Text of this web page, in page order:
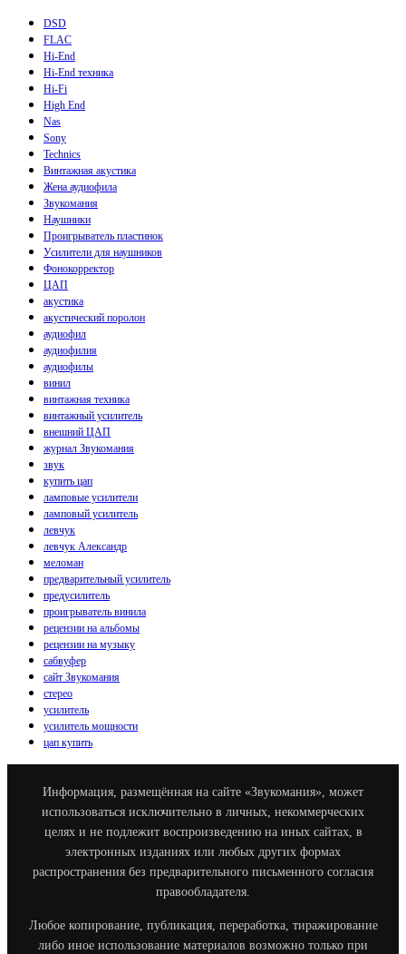
DSD
FLAC
Hi-End
Hi-End техника
Hi-Fi
High End
Nas
Sony
Technics
Винтажная акустика
Жена аудиофила
Звукомания
Наушники
Проигрыватель пластинок
Усилители для наушников
Фонокорректор
ЦАП
акустика
акустический поролон
аудиофил
аудиофилия
аудиофилы
винил
винтажная техника
винтажный усилитель
внешний ЦАП
журнал Звукомания
звук
купить цап
ламповые усилители
ламповый усилитель
левчук
левчук Александр
меломан
предварительный усилитель
предусилитель
проигрыватель винила
рецензии на альбомы
рецензии на музыку
сабвуфер
сайт Звукомания
стерео
усилитель
усилитель мощности
цап купить
Информация, размещённая на сайте «Звукомания», может
использоваться исключительно в личных, некоммерческих
целях и не подлежит воспроизведению на иных сайтах, в
электронных изданиях или любых других формах
распространения без предварительного письменного согласия
правообладателя.
Любое копирование, публикация, переработка, тиражирование
либо иное использование материалов возможно только при